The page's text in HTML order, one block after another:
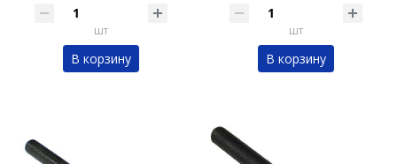
шт
В корзину
шт
В корзину